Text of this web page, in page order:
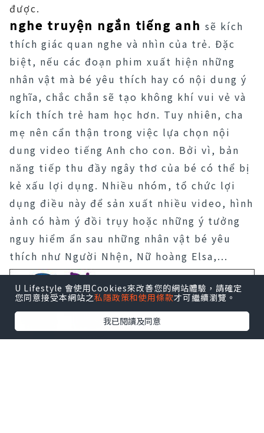
được.
nghe truyện ngắn tiếng anh sẽ kích
thích giác quan nghe và nhìn của trẻ. Đặc
biệt, nếu các đoạn phim xuất hiện những
nhân vật mà bé yêu thích hay có nội dung ý
nghĩa, chắc chắn sẽ tạo không khí vui vẻ và
kích thích trẻ ham học hơn. Tuy nhiên, cha
mẹ nên cẩn thận trong việc lựa chọn nội
dung video tiếng Anh cho con. Bởi vì, bản
năng tiếp thu đầy ngây thơ của bé có thể bị
kẻ xấu lợi dụng. Nhiều nhóm, tổ chức lợi
dụng điều này để sản xuất nhiều video, hình
ảnh có hàm ý đồi trụy hoặc những ý tưởng
nguy hiểm ẩn sau những nhân vật bé yêu
thích như Người Nhện, Nữ hoàng Elsa,...
U Lifestyle 會使用Cookies來改善您的網站體驗，請確定
您同意接受本網站之私隱政策和使用條款才可繼續瀏覽。
我已閱讀及同意